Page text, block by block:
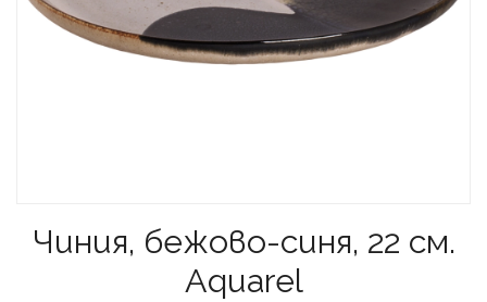
Чиния, бежово-синя, 22 см.
Aquarel